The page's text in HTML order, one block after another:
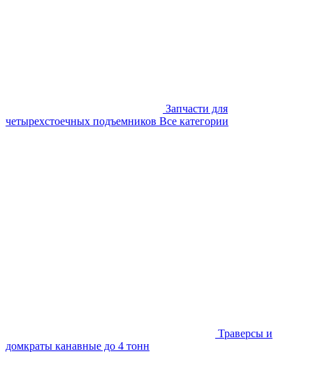
Запчасти для
четырехстоечных подъемников Все категории
Траверсы и
домкраты канавные до 4 тонн